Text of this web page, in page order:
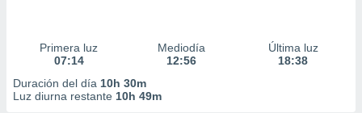
Primera luz
07:14
Mediodía
12:56
Última luz
18:38
Duración del día 10h 30m
Luz diurna restante 10h 49m